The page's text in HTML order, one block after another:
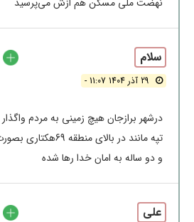
سلام
29 آذر 1404 11:07 -
درشهر برازجان هیچ زمینی به مردم
تپه مانند در بالای
و دو ساله به امان خدا رها شده
علی